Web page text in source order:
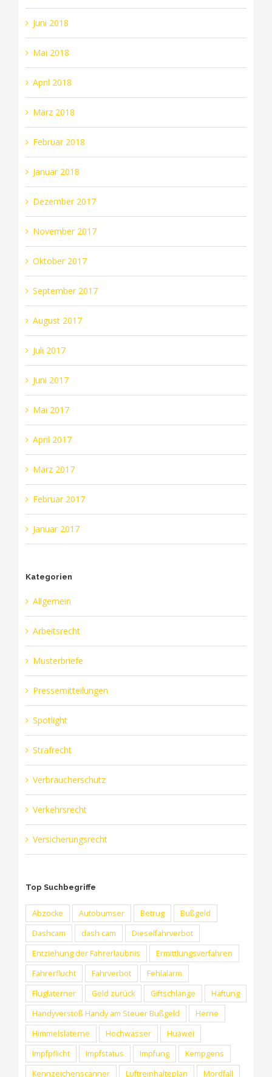
Juni 2018
Mai 2018
April 2018
März 2018
Februar 2018
Januar 2018
Dezember 2017
November 2017
Oktober 2017
September 2017
August 2017
Juli 2017
Juni 2017
Mai 2017
April 2017
März 2017
Februar 2017
Januar 2017
Kategorien
Allgemein
Arbeitsrecht
Musterbriefe
Pressemitteilungen
Spotlight
Strafrecht
Verbraucherschutz
Verkehrsrecht
Versicherungsrecht
Top Suchbegriffe
Abzocke Autobumser Betrug
Bußgeld
Dashcam
dash cam
Dieselfahrverbot
Entziehung der Fahrerlaubnis
Ermittlungsverfahren
Fahrerflucht
Fahrverbot
Fehlalarm
Fluglaterner
Geld zurück Giftschlange
Haftung
Handyverstoß Handy am Steuer Bußgeld
Herne
Himmelslaterne
Hochwasser
Huawei
Impfpflicht
Impfstatus Impfung
Kempgens
Kennzeichenscanner
Luftreinhalteplan Mordfall